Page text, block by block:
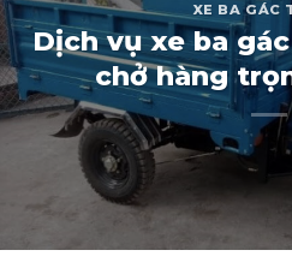
XE BA GÁC
Dịch vụ xe ba
chở hàng